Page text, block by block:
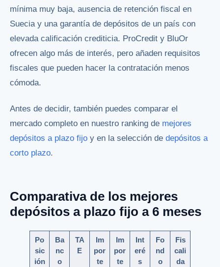
mínima muy baja, ausencia de retención fiscal en
Suecia y una garantía de depósitos de un país con
elevada calificación crediticia. ProCredit y BluOr
ofrecen algo más de interés, pero añaden requisitos
fiscales que pueden hacer la contratación menos
cómoda.
Antes de decidir, también puedes comparar el
mercado completo en nuestro ranking de mejores
depósitos a plazo fijo y en la selección de depósitos a
corto plazo.
Comparativa de los mejores
depósitos a plazo fijo a 6 meses
Po
sic
ión
Ba
nc
o
TA
E
Im
por
te
Im
por
te
Int
eré
s
Fo
nd
o
Fis
cali
da